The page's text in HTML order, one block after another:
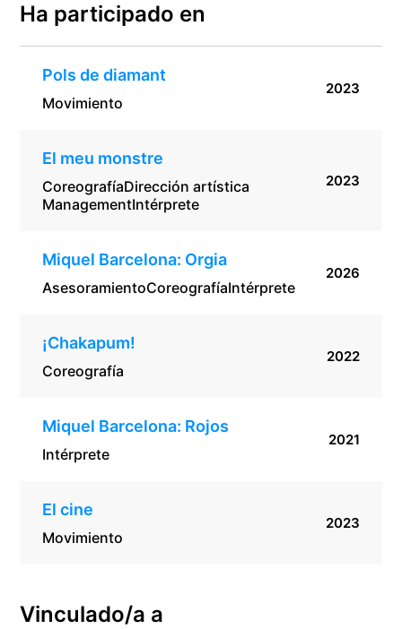
Ha participado en
Pols de diamant
Movimiento
2023
El meu monstre
CoreografíaDirección artística
ManagementIntérprete
2023
Miquel Barcelona: Orgia
AsesoramientoCoreografíaIntérprete
2026
¡Chakapum!
Coreografía
2022
Miquel Barcelona: Rojos
Intérprete
2021
El cine
Movimiento
2023
Vinculado/a a